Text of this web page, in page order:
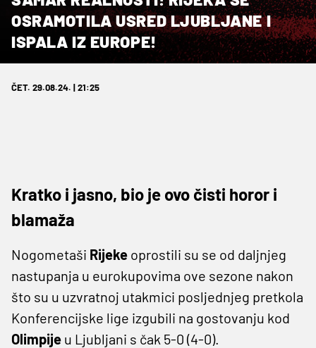
OSRAMOTILA USRED LJUBLJANE I
ISPALA IZ EUROPE!
ČET. 29.08.24. | 21:25
Kratko i jasno, bio je ovo čisti horor i
blamaža
Nogometaši Rijeke oprostili su se od daljnjeg
nastupanja u eurokupovima ove sezone nakon
što su u uzvratnoj utakmici posljednjeg pretkola
Konferencijske lige izgubili na gostovanju kod
Olimpije u Ljubljani s čak 5-0 (4-0).